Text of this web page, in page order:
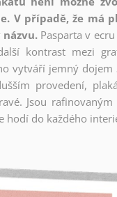
V případě, že má
Pasparta v
kontrast mezi
vytváří jemný dojem
provedení,
Jsou
hodí do každého